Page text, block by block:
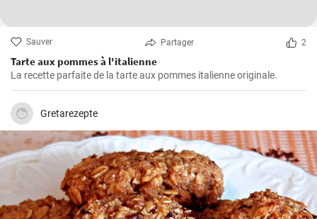
Sauver Partager 2
Tarte aux pommes à l'italienne
La recette parfaite de la tarte aux pommes italienne originale.
Gretarezepte